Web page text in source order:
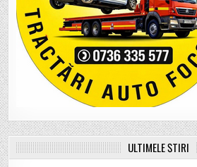
ULTIMELE ȘTIRI